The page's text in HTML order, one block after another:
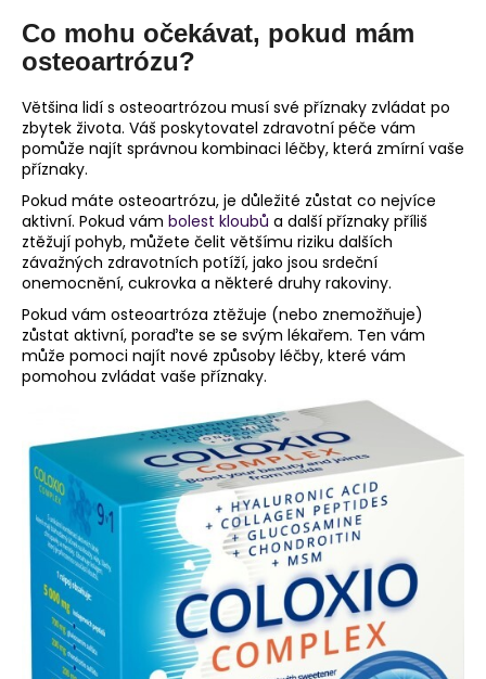
Co mohu očekávat, pokud mám
osteoartrózu?
Většina lidí s osteoartrózou musí své příznaky zvládat po
zbytek života. Váš poskytovatel zdravotní péče vám
pomůže najít správnou kombinaci léčby, která zmírní vaše
příznaky.
Pokud máte osteoartrózu, je důležité zůstat co nejvíce
aktivní. Pokud vám bolest kloubů a další příznaky příliš
ztěžují pohyb, můžete čelit většímu riziku dalších
závažných zdravotních potíží, jako jsou srdeční
onemocnění, cukrovka a některé druhy rakoviny.
Pokud vám osteoartróza ztěžuje (nebo znemožňuje)
zůstat aktivní, poraďte se se svým lékařem. Ten vám
může pomoci najít nové způsoby léčby, které vám
pomohou zvládat vaše příznaky.